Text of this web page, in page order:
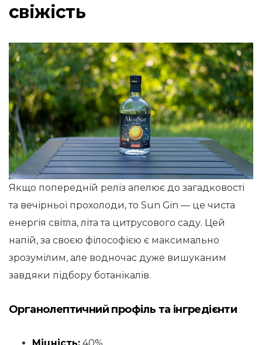
свіжість
Якщо попередній реліз апелює до загадковості
та вечірньої прохолоди, то Sun Gin — це чиста
енергія світла, літа та цитрусового саду. Цей
напій, за своєю філософією є максимально
зрозумілим, але водночас дуже вишуканим
завдяки підбору ботанікалів.
Органолептичний профіль та інгредієнти